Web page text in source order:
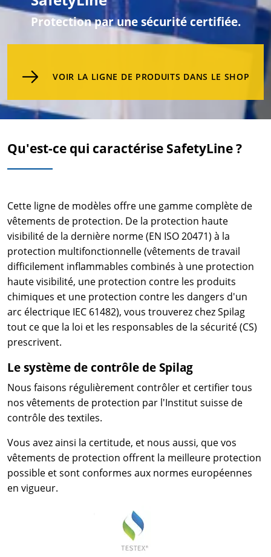
Protection par une sécurité certifiée.
VOIR LA LIGNE DE PRODUITS DANS LE SHOP
Qu'est-ce qui caractérise SafetyLine ?
Cette ligne de modèles offre une gamme complète de
vêtements de protection. De la protection haute
visibilité de la dernière norme (EN ISO 20471) à la
protection multifonctionnelle (vêtements de travail
difficilement inflammables combinés à une protection
haute visibilité, une protection contre les produits
chimiques et une protection contre les dangers d'un
arc électrique IEC 61482), vous trouverez chez Spilag
tout ce que la loi et les responsables de la sécurité (CS)
prescrivent.
Le système de contrôle de Spilag
Nous faisons régulièrement contrôler et certifier tous
nos vêtements de protection par l'Institut suisse de
contrôle des textiles.
Vous avez ainsi la certitude, et nous aussi, que vos
vêtements de protection offrent la meilleure protection
possible et sont conformes aux normes européennes
en vigueur.